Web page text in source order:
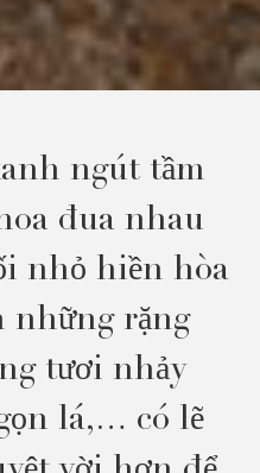
ngút tầm
đua nhau
nhỏ hiền hòa
những rặng
tươi nhảy
lá,… có lẽ